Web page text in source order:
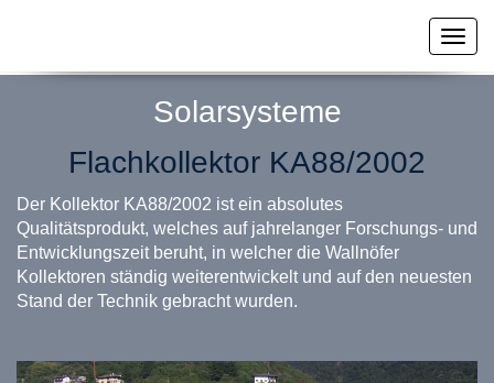
Solarsysteme
Flachkollektor KA88/2002
Der Kollektor KA88/2002 ist ein absolutes
Qualitätsprodukt, welches auf jahrelanger Forschungs- und
Entwicklungszeit beruht, in welcher die Wallnöfer
Kollektoren ständig weiterentwickelt und auf den neuesten
Stand der Technik gebracht wurden.